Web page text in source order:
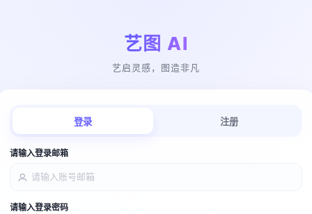
艺图 AI
艺启灵感，图造非凡
登录 注册
请输入登录邮箱
请输入登录密码